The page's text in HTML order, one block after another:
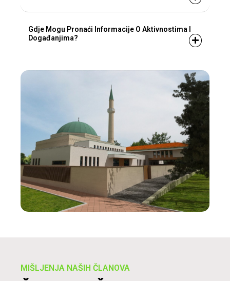
Gdje Mogu Pronaći Informacije O Aktivnostima I
Događanjima?
MIŠLJENJA NAŠIH ČLANOVA